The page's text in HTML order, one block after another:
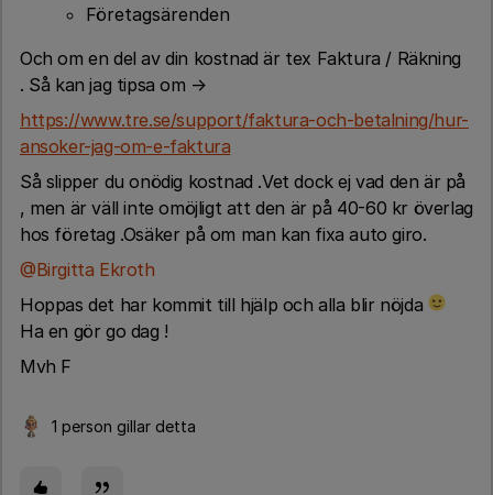
Företagsärenden
Och om en del av din kostnad är tex Faktura / Räkning
. Så kan jag tipsa om →
https://www.tre.se/support/faktura-och-betalning/hur-
ansoker-jag-om-e-faktura
Så slipper du onödig kostnad .Vet dock ej vad den är på
, men är väll inte omöjligt att den är på 40-60 kr överlag
hos företag .Osäker på om man kan fixa auto giro.
@Birgitta Ekroth
Hoppas det har kommit till hjälp och alla blir nöjda
Ha en gör go dag !
Mvh F
1 person gillar detta